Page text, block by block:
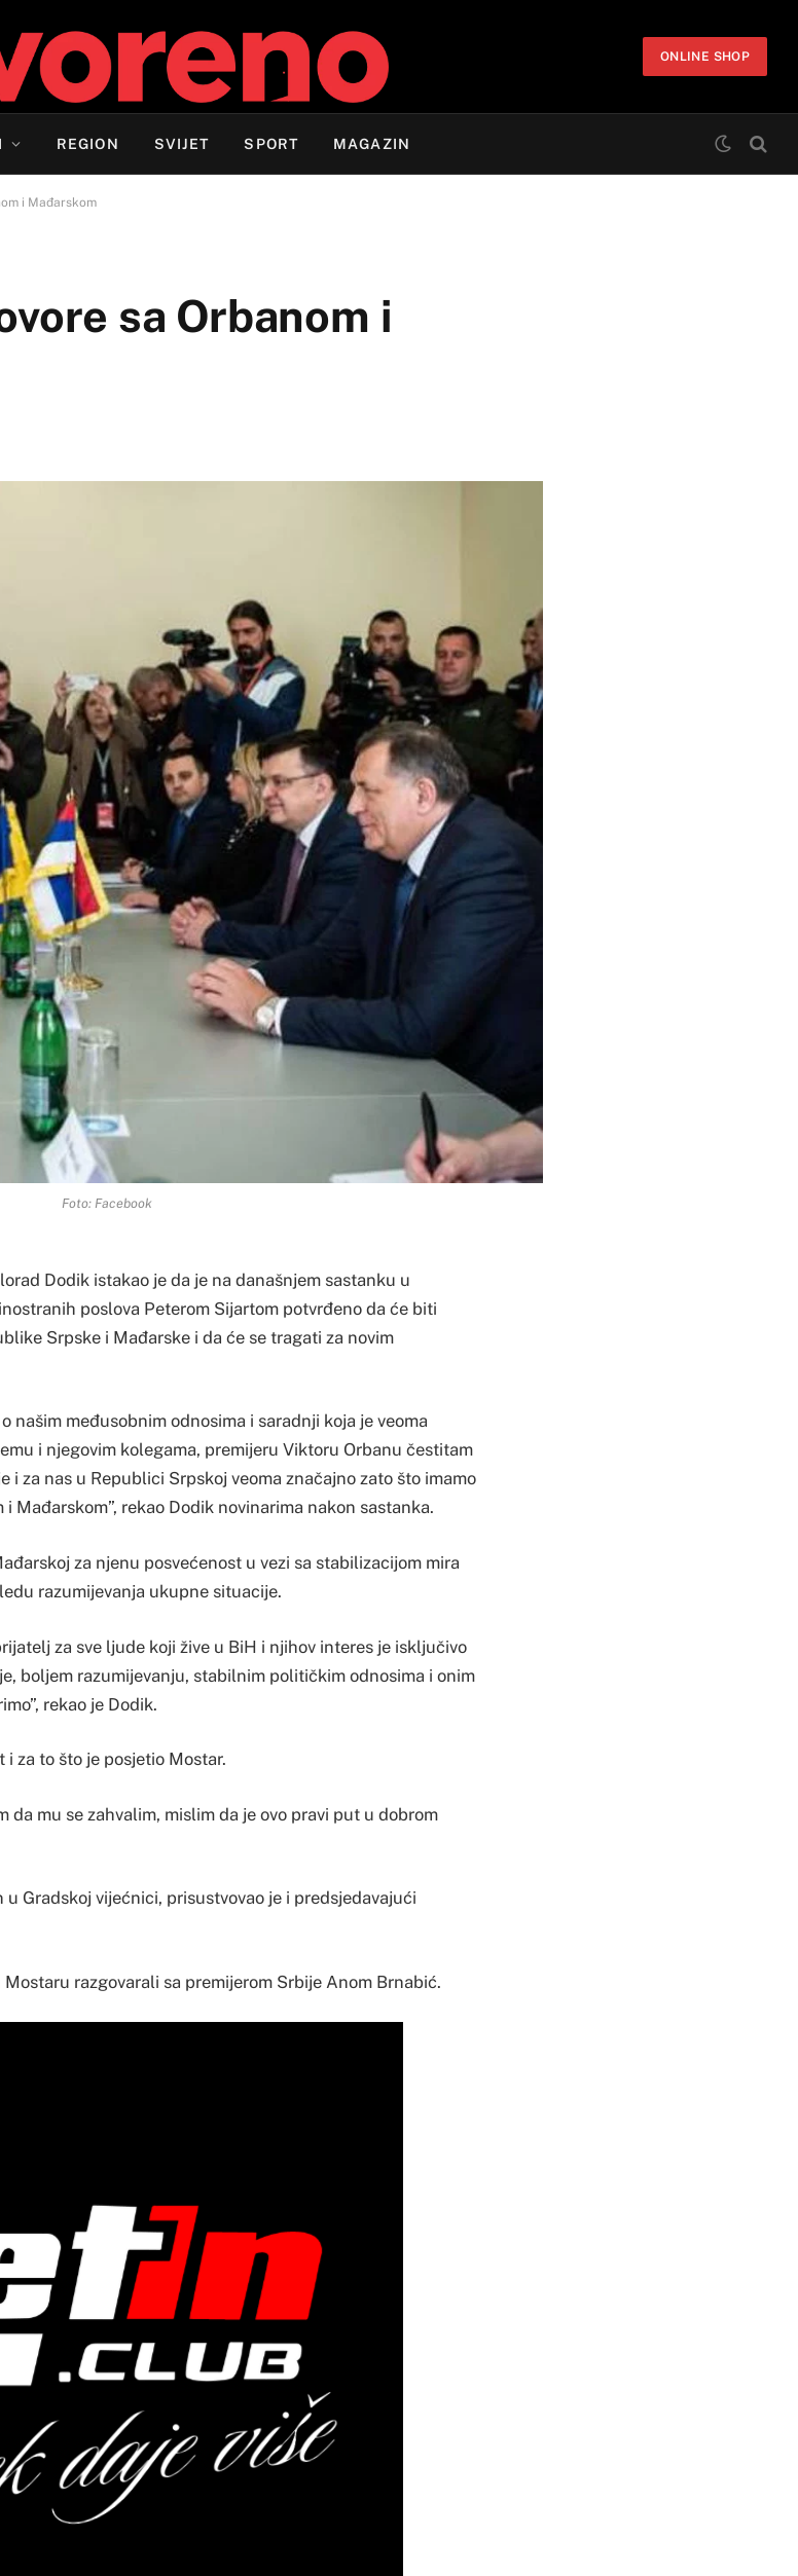
ONLINE SHOP
REGION SVIJET SPORT MAGAZIN
i Mađarskom
sa Orbanom i
Foto: Facebook
Dodik istakao je da je na današnjem sastanku u
poslova Peterom Sijartom potvrđeno da će biti
Srpske i Mađarske i da će se tragati za novim
našim međusobnim odnosima i saradnji koja je veoma
i njegovim kolegama, premijeru Viktoru Orbanu čestitam
i za nas u Republici Srpskoj veoma značajno zato što imamo
Mađarskom”, rekao Dodik novinarima nakon sastanka.
za njenu posvećenost u vezi sa stabilizacijom mira
razumijevanja ukupne situacije.
za sve ljude koji žive u BiH i njihov interes je isključivo
boljem razumijevanju, stabilnim političkim odnosima i onim
rekao je Dodik.
za to što je posjetio Mostar.
da mu se zahvalim, mislim da je ovo pravi put u dobrom
Gradskoj vijećnici, prisustvovao je i predsjedavajući
razgovarali sa premijerom Srbije Anom Brnabić.